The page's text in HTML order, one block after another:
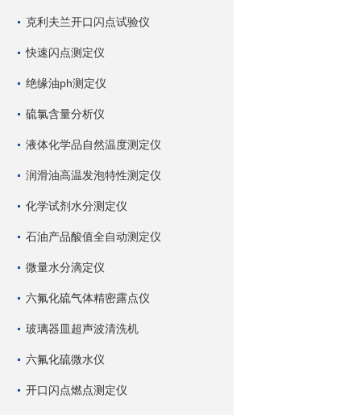
克利夫兰开口闪点试验仪
快速闪点测定仪
绝缘油ph测定仪
硫氯含量分析仪
液体化学品自然温度测定仪
润滑油高温发泡特性测定仪
化学试剂水分测定仪
石油产品酸值全自动测定仪
微量水分滴定仪
六氟化硫气体精密露点仪
玻璃器皿超声波清洗机
六氟化硫微水仪
开口闪点燃点测定仪